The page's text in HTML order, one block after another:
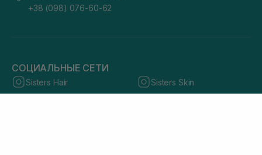
+38 (098) 076-60-62
СОЦИАЛЬНЫЕ СЕТИ
Sisters Hair Sisters Skin